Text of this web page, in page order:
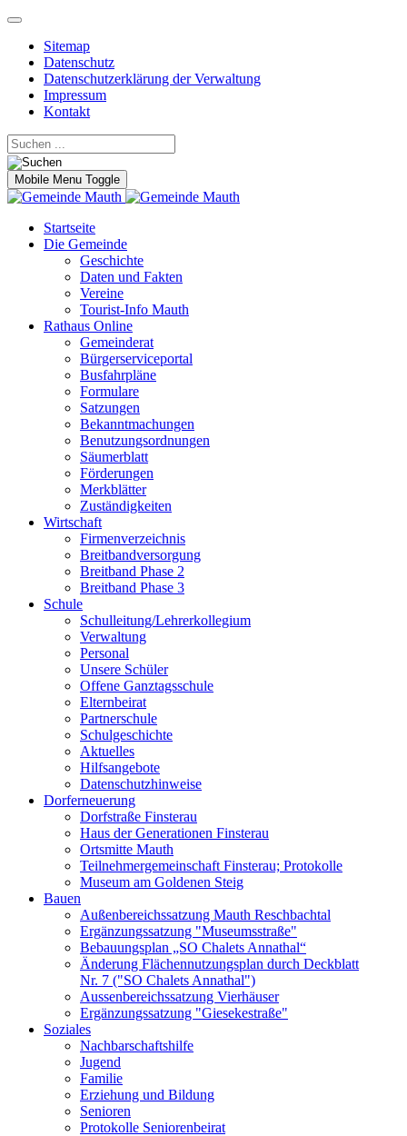
Sitemap
Datenschutz
Datenschutzerklärung der Verwaltung
Impressum
Kontakt
Mobile Menu Toggle
Startseite
Die Gemeinde
Geschichte
Daten und Fakten
Vereine
Tourist-Info Mauth
Rathaus Online
Gemeinderat
Bürgerserviceportal
Busfahrpläne
Formulare
Satzungen
Bekanntmachungen
Benutzungsordnungen
Säumerblatt
Förderungen
Merkblätter
Zuständigkeiten
Wirtschaft
Firmenverzeichnis
Breitbandversorgung
Breitband Phase 2
Breitband Phase 3
Schule
Schulleitung/Lehrerkollegium
Verwaltung
Personal
Unsere Schüler
Offene Ganztagsschule
Elternbeirat
Partnerschule
Schulgeschichte
Aktuelles
Hilfsangebote
Datenschutzhinweise
Dorferneuerung
Dorfstraße Finsterau
Haus der Generationen Finsterau
Ortsmitte Mauth
Teilnehmergemeinschaft Finsterau; Protokolle
Museum am Goldenen Steig
Bauen
Außenbereichssatzung Mauth Reschbachtal
Ergänzungssatzung "Museumsstraße"
Bebauungsplan „SO Chalets Annathal“
Änderung Flächennutzungsplan durch Deckblatt
Nr. 7 ("SO Chalets Annathal")
Aussenbereichssatzung Vierhäuser
Ergänzungssatzung "Giesekestraße"
Soziales
Nachbarschaftshilfe
Jugend
Familie
Erziehung und Bildung
Senioren
Protokolle Seniorenbeirat